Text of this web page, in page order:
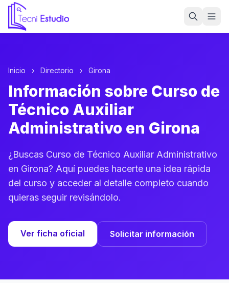
Ir a la página de inicio de Tecni Estudio
Inicio › Directorio › Girona
Información sobre Curso de
Técnico Auxiliar
Administrativo en Girona
¿Buscas Curso de Técnico Auxiliar Administrativo
en Girona? Aquí puedes hacerte una idea rápida
del curso y acceder al detalle completo cuando
quieras seguir revisándolo.
Ver ficha oficial Solicitar información